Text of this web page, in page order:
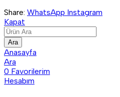
Share: WhatsApp Instagram
Kapat
Ara
Anasayfa
Ara
0 Favorilerim
Hesabım